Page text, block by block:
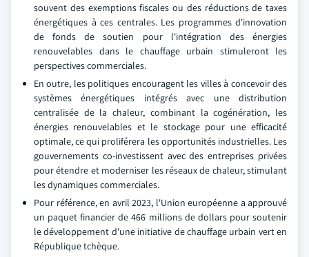
souvent des exemptions fiscales ou des réductions de taxes
énergétiques à ces centrales. Les programmes d'innovation
de fonds de soutien pour l'intégration des énergies
renouvelables dans le chauffage urbain stimuleront les
perspectives commerciales.
En outre, les politiques encouragent les villes à concevoir des
systèmes énergétiques intégrés avec une distribution
centralisée de la chaleur, combinant la cogénération, les
énergies renouvelables et le stockage pour une efficacité
optimale, ce qui proliférera les opportunités industrielles. Les
gouvernements co-investissent avec des entreprises privées
pour étendre et moderniser les réseaux de chaleur, stimulant
les dynamiques commerciales.
Pour référence, en avril 2023, l'Union européenne a approuvé
un paquet financier de 466 millions de dollars pour soutenir
le développement d'une initiative de chauffage urbain vert en
République tchèque.